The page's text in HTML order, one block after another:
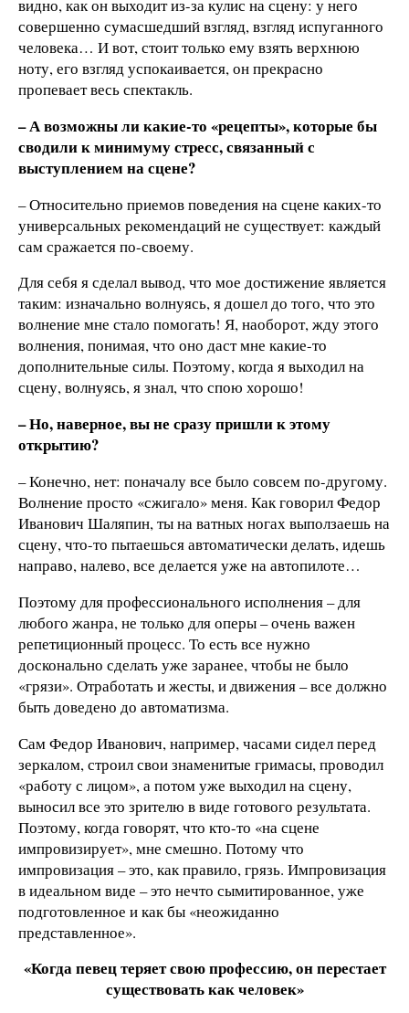
видно, как он выходит из-за кулис на сцену: у него
совершенно сумасшедший взгляд, взгляд испуганного
человека… И вот, стоит только ему взять верхнюю
ноту, его взгляд успокаивается, он прекрасно
пропевает весь спектакль.
– А возможны ли какие-то «рецепты», которые бы
сводили к минимуму стресс, связанный с
выступлением на сцене?
– Относительно приемов поведения на сцене каких-то
универсальных рекомендаций не существует: каждый
сам сражается по-своему.
Для себя я сделал вывод, что мое достижение является
таким: изначально волнуясь, я дошел до того, что это
волнение мне стало помогать! Я, наоборот, жду этого
волнения, понимая, что оно даст мне какие-то
дополнительные силы. Поэтому, когда я выходил на
сцену, волнуясь, я знал, что спою хорошо!
– Но, наверное, вы не сразу пришли к этому
открытию?
– Конечно, нет: поначалу все было совсем по-другому.
Волнение просто «сжигало» меня. Как говорил Федор
Иванович Шаляпин, ты на ватных ногах выползаешь на
сцену, что-то пытаешься автоматически делать, идешь
направо, налево, все делается уже на автопилоте…
Поэтому для профессионального исполнения – для
любого жанра, не только для оперы – очень важен
репетиционный процесс. То есть все нужно
досконально сделать уже заранее, чтобы не было
«грязи». Отработать и жесты, и движения – все должно
быть доведено до автоматизма.
Сам Федор Иванович, например, часами сидел перед
зеркалом, строил свои знаменитые гримасы, проводил
«работу с лицом», а потом уже выходил на сцену,
выносил все это зрителю в виде готового результата.
Поэтому, когда говорят, что кто-то «на сцене
импровизирует», мне смешно. Потому что
импровизация – это, как правило, грязь. Импровизация
в идеальном виде – это нечто сымитированное, уже
подготовленное и как бы «неожиданно
представленное».
«Когда певец теряет свою профессию, он перестает
существовать как человек»